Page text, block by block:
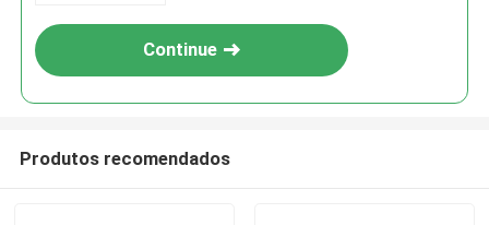
Continue
Produtos recomendados